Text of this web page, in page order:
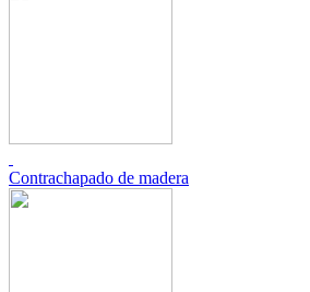
Contrachapado de madera